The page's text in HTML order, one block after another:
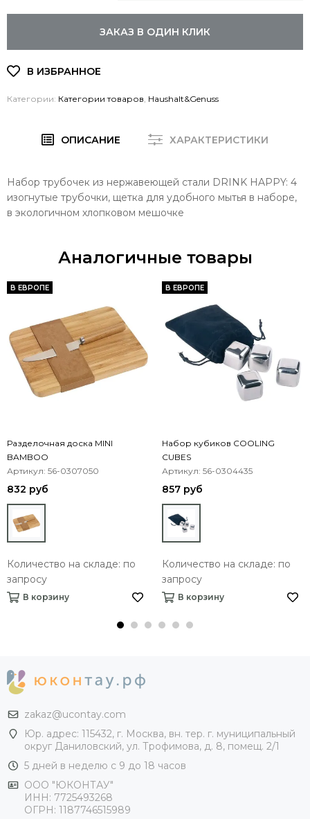
ЗАКАЗ В ОДИН КЛИК
Категории: Категории товаров Haushalt&Genuss
ОПИСАНИЕ ХАРАКТЕРИСТИКИ
Набор трубочек из нержавеющей стали DRINK HAPPY: 4
изогнутые трубочки, щетка для удобного мытья в наборе,
в экологичном хлопковом мешочке
Аналогичные товары
В ЕВРОПЕ
Разделочная доска MINI
BAMBOO
Артикул: 56-0307050
832 руб
Количество на складе: по
запросу
В корзину
В ЕВРОПЕ
Набор кубиков COOLING
CUBES
Артикул: 56-0304435
857 руб
Количество на складе: по
запросу
В корзину
zakaz@ucontay.com
Юр. адрес: 115432, г. Москва, вн. тер. г. муниципальный
округ Даниловский, ул. Трофимова, д. 8, помещ. 2/1
5 дней в неделю с 9 до 18 часов
ООО "ЮКОНТАУ"
ИНН: 7725493268
ОГРН: 1187746515989